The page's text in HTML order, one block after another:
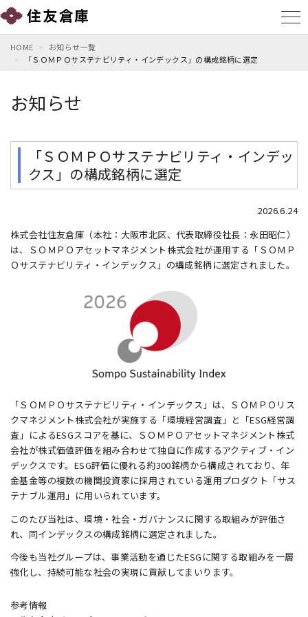
HOME
お知らせ一覧
「ＳＯＭＰＯサステナビリティ・インデックス」の構成銘柄に選定
お知らせ
「ＳＯＭＰＯサステナビリティ・インデッ
クス」の構成銘柄に選定
2026.6.24
株式会社住友倉庫（本社：大阪市北区、代表取締役社長：永田昭仁）
は、ＳＯＭＰＯアセットマネジメント株式会社が運用する「ＳＯＭＰ
Ｏサステナビリティ・インデックス」の構成銘柄に選定されました。
「ＳＯＭＰＯサステナビリティ・インデックス」は、ＳＯＭＰＯリス
クマネジメント株式会社が実施する「環境経営調査」と「ESG経営調
査」によるESGスコアを基に、ＳＯＭＰＯアセットマネジメント株式
会社が株式価値評価を組み合わせて独自に作成するアクティブ・イン
デックスです。ESG評価に優れる約300銘柄から構成されており、年
金基金等の複数の機関投資家に採用されている運用プロダクト「サス
テナブル運用」に用いられています。
このたび当社は、環境・社会・ガバナンスに関する取組みが評価さ
れ、同インデックスの構成銘柄に選定されました。
今後も当社グループは、事業活動を通じたESGに関する取組みを一層
強化し、持続可能な社会の実現に貢献してまいります。
参考情報